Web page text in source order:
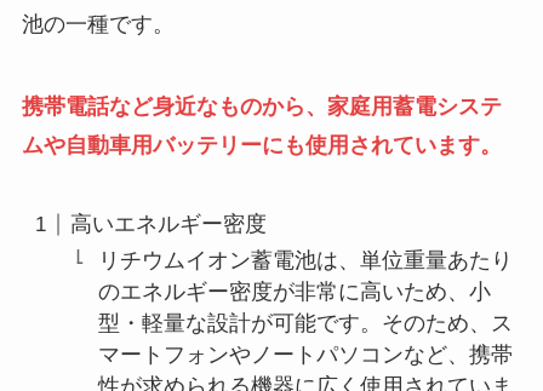
池の一種です。
携帯電話など身近なものから、家庭用蓄電システ
ムや自動車用バッテリーにも使用されています。
高いエネルギー密度
リチウムイオン蓄電池は、単位重量あたり
のエネルギー密度が非常に高いため、小
型・軽量な設計が可能です。そのため、ス
マートフォンやノートパソコンなど、携帯